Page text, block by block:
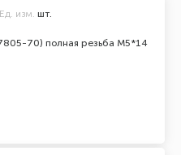
70) полная резьба М5*14
Ед. изм. шт.